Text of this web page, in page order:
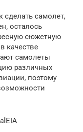
сделать самолет,
осталось
сюжетную
качестве
самолеты
различных
поэтому